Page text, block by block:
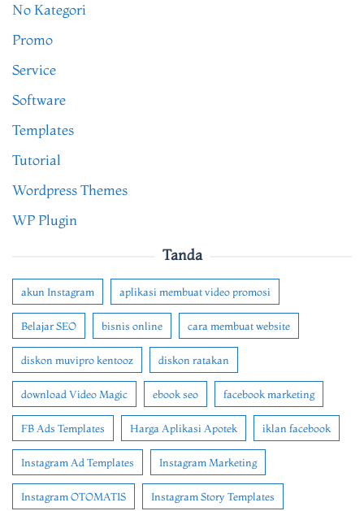
No Kategori
Promo
Service
Software
Templates
Tutorial
Wordpress Themes
WP Plugin
Tanda
akun Instagram aplikasi membuat video promosi
Belajar SEO bisnis online cara membuat website
diskon muvipro kentooz diskon ratakan
download Video Magic ebook seo facebook marketing
FB Ads Templates Harga Aplikasi Apotek iklan facebook
Instagram Ad Templates Instagram Marketing
Instagram OTOMATIS Instagram Story Templates